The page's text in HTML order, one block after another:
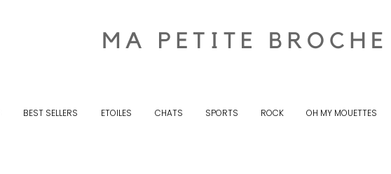
BEST SELLERS ETOILES CHATS SPORTS ROCK OH MY MOUETTES